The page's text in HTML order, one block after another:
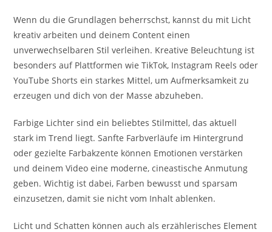
Wenn du die Grundlagen beherrschst, kannst du mit Licht
kreativ arbeiten und deinem Content einen
unverwechselbaren Stil verleihen. Kreative Beleuchtung ist
besonders auf Plattformen wie TikTok, Instagram Reels oder
YouTube Shorts ein starkes Mittel, um Aufmerksamkeit zu
erzeugen und dich von der Masse abzuheben.
Farbige Lichter sind ein beliebtes Stilmittel, das aktuell
stark im Trend liegt. Sanfte Farbverläufe im Hintergrund
oder gezielte Farbakzente können Emotionen verstärken
und deinem Video eine moderne, cineastische Anmutung
geben. Wichtig ist dabei, Farben bewusst und sparsam
einzusetzen, damit sie nicht vom Inhalt ablenken.
Licht und Schatten können auch als erzählerisches Element